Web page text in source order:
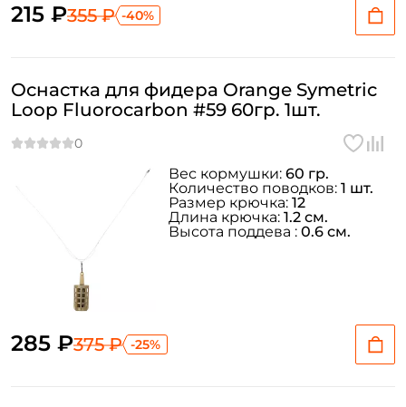
215 ₽355 ₽ -40%
Оснастка для фидера Orange Symetric
Loop Fluorocarbon #59 60гр. 1шт.
285 ₽375 ₽ -25%
Вес кормушки: 60 гр.
Количество поводков: 1 шт.
Размер крючка: 12
Длина крючка: 1.2 см.
Высота поддева : 0.6 см.